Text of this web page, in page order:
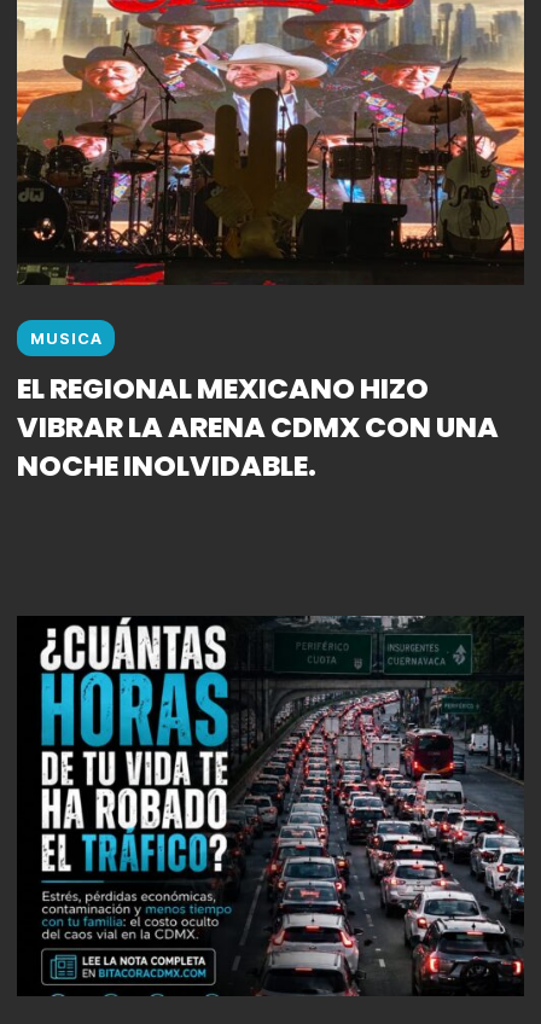
MUSICA
EL REGIONAL MEXICANO HIZO
VIBRAR LA ARENA CDMX CON UNA
NOCHE INOLVIDABLE.